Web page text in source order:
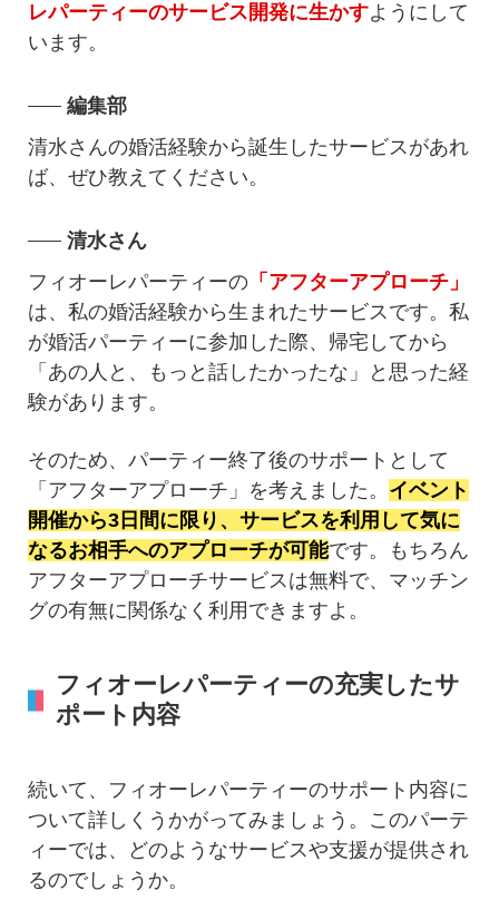
レパーティーのサービス開発に生かすようにして
います。
編集部
清水さんの婚活経験から誕生したサービスがあれ
ば、ぜひ教えてください。
清水さん
フィオーレパーティーの 「アフターアプローチ」
は、私の婚活経験から生まれたサービスです。私
が婚活パーティーに参加した際、帰宅してから
「あの人と、もっと話したかったな」と思った経
験があります。
そのため、パーティー終了後のサポートとして
「アフターアプローチ」を考えました。 イベント
開催から3日間に限り、サービスを利用して気に
なるお相手へのアプローチが可能です。もちろん
アフターアプローチサービスは無料で、マッチン
グの有無に関係なく利用できますよ。
フィオーレパーティーの充実したサ
ポート内容
続いて、フィオーレパーティーのサポート内容に
ついて詳しくうかがってみましょう。このパーテ
ィーでは、どのようなサービスや支援が提供され
るのでしょうか。